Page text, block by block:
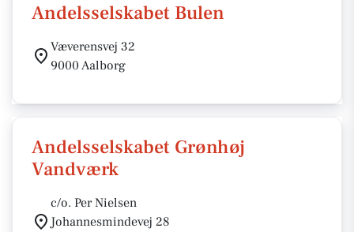
Andelsselskabet Bulen
Væverensvej 32
9000 Aalborg
Andelsselskabet Grønhøj
Vandværk
c/o. Per Nielsen
Johannesmindevej 28